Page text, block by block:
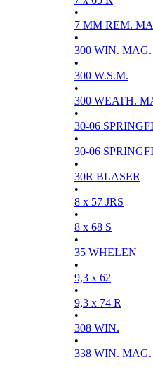
•
7 MM REM.
•
300 WIN. MAG.
•
300 W.S.M.
•
300 WEATH.
•
30-06
•
30-06
•
30R BLASER
•
8 x 57 JRS
•
8 x 68 S
•
35 WHELEN
•
9,3 x 62
•
9,3 x 74 R
•
308 WIN.
•
338 WIN. MAG.